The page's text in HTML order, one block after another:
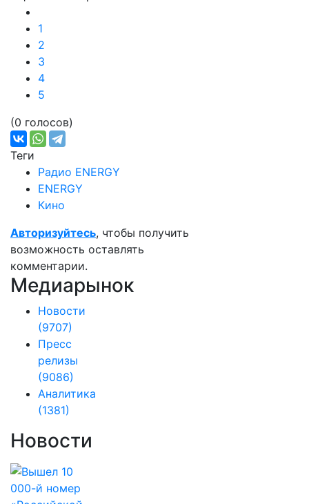
1
2
3
4
5
(0 голосов)
Теги
Радио ENERGY
ENERGY
Кино
Авторизуйтесь, чтобы получить
возможность оставлять
комментарии.
Медиарынок
Новости
(9707)
Пресс
релизы
(9086)
Аналитика
(1381)
Новости